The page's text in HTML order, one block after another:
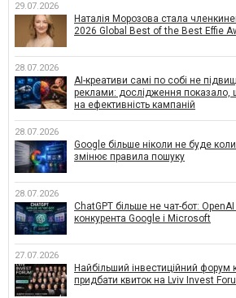
29.07.2026
Наталія Морозова стала
2026 Global Best of the Best Effie
28.07.2026
AI-креативи самі по собі не
реклами: дослідження показало,
на ефективність кампаній
28.07.2026
Google більше ніколи не буде
змінює правила пошуку
28.07.2026
ChatGPT більше не чат-бот:
конкурента Google і Microsoft
27.07.2026
Найбільший інвестиційний форум
придбати квиток на Lviv Invest